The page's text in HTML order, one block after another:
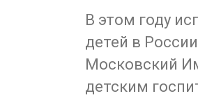
В этом году
детей в
Московский
детским